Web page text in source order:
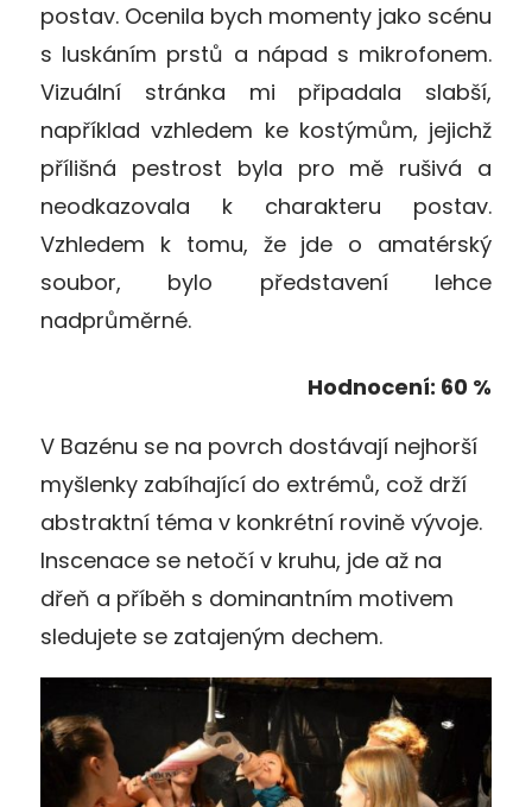
postav. Ocenila bych momenty jako scénu
s luskáním prstů a nápad s mikrofonem.
Vizuální stránka mi připadala slabší,
například vzhledem ke kostýmům, jejichž
přílišná pestrost byla pro mě rušivá a
neodkazovala k charakteru postav.
Vzhledem k tomu, že jde o amatérský
soubor, bylo představení lehce
nadprůměrné.
Hodnocení: 60 %
V Bazénu se na povrch dostávají nejhorší
myšlenky zabíhající do extrémů, což drží
abstraktní téma v konkrétní rovině vývoje.
Inscenace se netočí v kruhu, jde až na
dřeň a příběh s dominantním motivem
sledujete se zatajeným dechem.